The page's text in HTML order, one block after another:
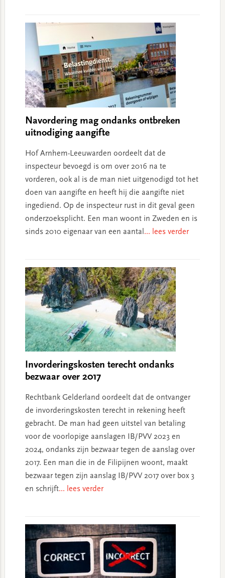
Navordering mag ondanks ontbreken
uitnodiging aangifte
Hof Arnhem-Leeuwarden oordeelt dat de
inspecteur bevoegd is om over 2016 na te
vorderen, ook al is de man niet uitgenodigd tot het
doen van aangifte en heeft hij die aangifte niet
ingediend. Op de inspecteur rust in dit geval geen
onderzoeksplicht. Een man woont in Zweden en is
sinds 2010 eigenaar van een aantal ... lees verder
Invorderingskosten terecht ondanks
bezwaar over 2017
Rechtbank Gelderland oordeelt dat de ontvanger
de invorderingskosten terecht in rekening heeft
gebracht. De man had geen uitstel van betaling
voor de voorlopige aanslagen IB/PVV 2023 en
2024, ondanks zijn bezwaar tegen de aanslag over
2017. Een man die in de Filipijnen woont, maakt
bezwaar tegen zijn aanslag IB/PVV 2017 over box 3
en schrijft... lees verder